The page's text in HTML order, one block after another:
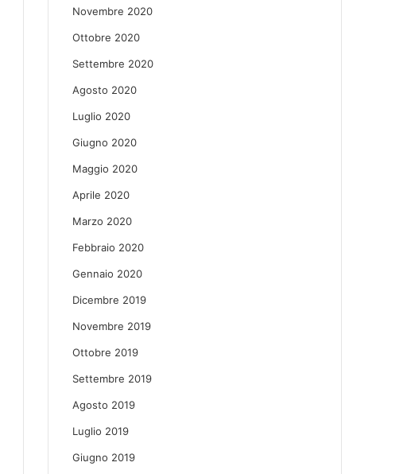
Novembre 2020
Ottobre 2020
Settembre 2020
Agosto 2020
Luglio 2020
Giugno 2020
Maggio 2020
Aprile 2020
Marzo 2020
Febbraio 2020
Gennaio 2020
Dicembre 2019
Novembre 2019
Ottobre 2019
Settembre 2019
Agosto 2019
Luglio 2019
Giugno 2019